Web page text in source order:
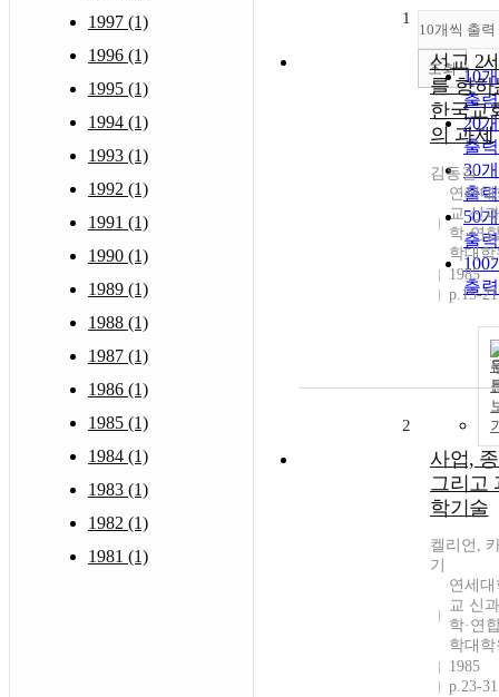
1997 (1)
1996 (1)
1995 (1)
1994 (1)
1993 (1)
1992 (1)
1991 (1)
1990 (1)
1989 (1)
1988 (1)
1987 (1)
1986 (1)
1985 (1)
1984 (1)
1983 (1)
1982 (1)
1981 (1)
10개씩 출력
10
출력
20
출력
30
출력
50
출력
100
출력
조회
1
선교 2
를 향하
한국교
의 과제
김동길
연세대
교 신
학·연
학대학
1985
p.15-21
2
사업,
그리고
학기술
켈리언,
기
연세대
교 신
학·연
학대학
1985
p.23-31